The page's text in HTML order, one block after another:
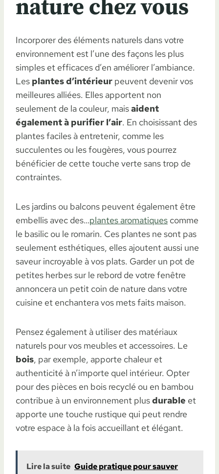
nature chez vous
Incorporer des éléments naturels dans votre
environnement est l’une des façons les plus
simples et efficaces d’en améliorer l’ambiance.
Les plantes d’intérieur peuvent devenir vos
meilleures alliées. Elles apportent non
seulement de la couleur, maisaident
également à purifier l’air. En choisissant des
plantes faciles à entretenir, comme les
succulentes ou les fougères, vous pourrez
bénéficier de cette touche verte sans trop de
contraintes.
Les jardins ou balcons peuvent également être
embellis avec des…plantes aromatiques comme
le basilic ou le romarin. Ces plantes ne sont pas
seulement esthétiques, elles ajoutent aussi une
saveur incroyable à vos plats. Garder un pot de
petites herbes sur le rebord de votre fenêtre
annoncera un petit coin de nature dans votre
cuisine et enchantera vos mets faits maison.
Pensez également à utiliser des matériaux
naturels pour vos meubles et accessoires. Le
bois, par exemple, apporte chaleur et
authenticité à n’importe quel intérieur. Opter
pour des pièces en bois recyclé ou en bambou
contribue à un environnement plusdurable et
apporte une touche rustique qui peut rendre
votre espace à la fois accueillant et élégant.
Lire la suite Guide pratique pour sauver